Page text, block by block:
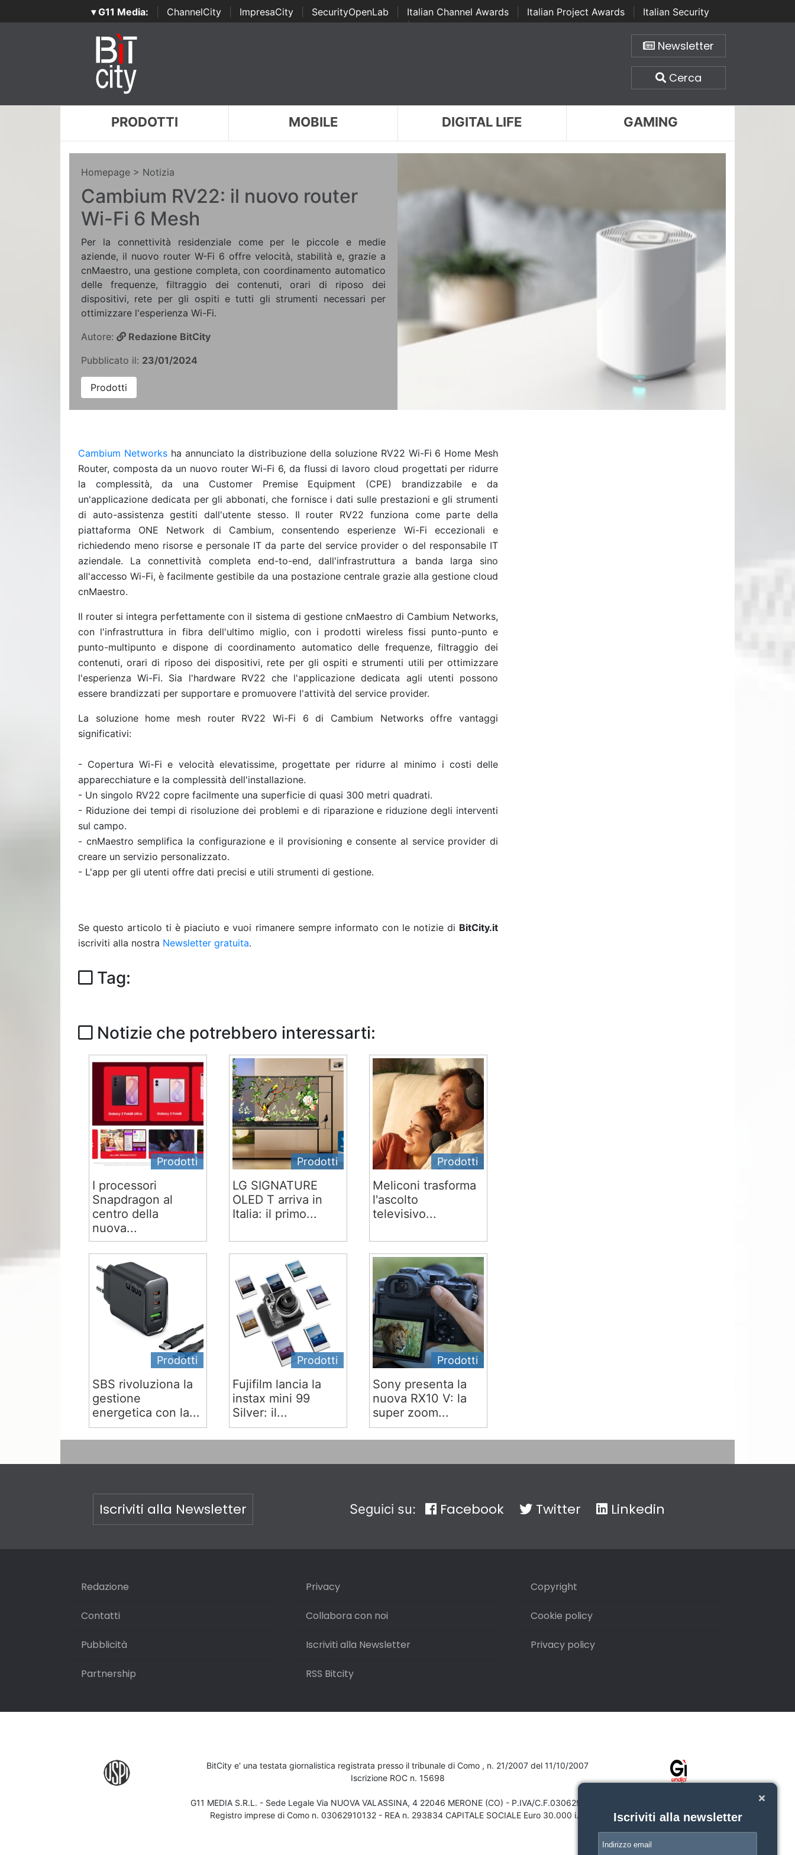
▾ G11 Media: ChannelCity ImpresaCity SecurityOpenLab Italian Channel Awards Italian Project Awards
Italian Security
Awards | ...
Newsletter
Cerca
PRODOTTI MOBILE DIGITAL LIFE GAMING
Homepage > Notizia
Cambium RV22: il nuovo router
Wi-Fi 6 Mesh
Per la connettività residenziale come per le piccole e medie
aziende, il nuovo router W-Fi 6 offre velocità, stabilità e, grazie a
cnMaestro, una gestione completa, con coordinamento automatico
delle frequenze, filtraggio dei contenuti, orari di riposo dei
dispositivi, rete per gli ospiti e tutti gli strumenti necessari per
ottimizzare l'esperienza Wi-Fi.
Autore:
Redazione BitCity
Pubblicato il: 23/01/2024
Prodotti
Cambium Networksha annunciato la distribuzione della soluzione RV22 Wi-Fi 6 Home Mesh
Router, composta da un nuovo router Wi-Fi 6, da flussi di lavoro cloud progettati per ridurre
la complessità, da una Customer Premise Equipment (CPE) brandizzabile e da
un'applicazione dedicata per gli abbonati, che fornisce i dati sulle prestazioni e gli strumenti
di auto-assistenza gestiti dall'utente stesso. Il router RV22 funziona come parte della
piattaforma ONE Network di Cambium, consentendo esperienze Wi-Fi eccezionali e
richiedendo meno risorse e personale IT da parte del service provider o del responsabile IT
aziendale. La connettività completa end-to-end, dall'infrastruttura a banda larga sino
all'accesso Wi-Fi, è facilmente gestibile da una postazione centrale grazie alla gestione cloud
cnMaestro.
Il router si integra perfettamente con il sistema di gestione cnMaestro di Cambium Networks,
con l'infrastruttura in fibra dell'ultimo miglio, con i prodotti wireless fissi punto-punto e
punto-multipunto e dispone di coordinamento automatico delle frequenze, filtraggio dei
contenuti, orari di riposo dei dispositivi, rete per gli ospiti e strumenti utili per ottimizzare
l'esperienza Wi-Fi. Sia l'hardware RV22 che l'applicazione dedicata agli utenti possono
essere brandizzati per supportare e promuovere l'attività del service provider.
La soluzione home mesh router RV22 Wi-Fi 6 di Cambium Networks offre vantaggi
significativi:
- Copertura Wi-Fi e velocità elevatissime, progettate per ridurre al minimo i costi delle
apparecchiature e la complessità dell'installazione.
- Un singolo RV22 copre facilmente una superficie di quasi 300 metri quadrati.
- Riduzione dei tempi di risoluzione dei problemi e di riparazione e riduzione degli interventi
sul campo.
- cnMaestro semplifica la configurazione e il provisioning e consente al service provider di
creare un servizio personalizzato.
- L'app per gli utenti offre dati precisi e utili strumenti di gestione.
Se questo articolo ti è piaciuto e vuoi rimanere sempre informato con le notizie di BitCity.it
iscriviti alla nostra Newsletter gratuita.
Tag:
Notizie che potrebbero interessarti:
Prodotti
I processori
Snapdragon al
centro della
nuova...
Prodotti
LG SIGNATURE
OLED T arriva in
Italia: il primo...
Prodotti
Meliconi trasforma
l'ascolto
televisivo...
Prodotti
SBS rivoluziona la
gestione
energetica con la...
Prodotti
Fujifilm lancia la
instax mini 99
Silver: il...
Prodotti
Sony presenta la
nuova RX10 V: la
super zoom...
Iscriviti alla Newsletter Seguici su: Facebook Twitter Linkedin
Redazione
Contatti
Pubblicità
Partnership
Privacy
Collabora con noi
Iscriviti alla Newsletter
RSS Bitcity
Copyright
Cookie policy
Privacy policy
BitCity e' una testata giornalistica registrata presso il tribunale di Como , n. 21/2007 del 11/10/2007
Iscrizione ROC n. 15698
G11 MEDIA S.R.L. - Sede Legale Via NUOVA VALASSINA, 4 22046 MERONE (CO) - P.IVA/C.F.03062910132
Registro imprese di Como n. 03062910132 - REA n. 293834 CAPITALE SOCIALE Euro 30.000 i.v.
Iscriviti alla newsletter